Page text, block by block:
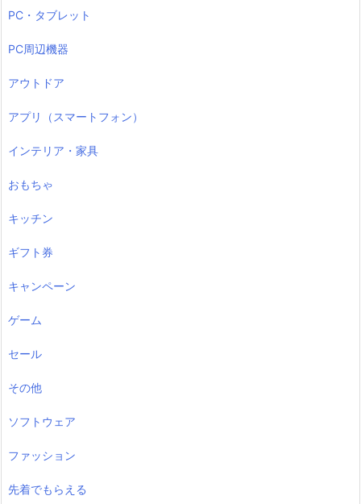
PC・タブレット
PC周辺機器
アウトドア
アプリ（スマートフォン）
インテリア・家具
おもちゃ
キッチン
ギフト券
キャンペーン
ゲーム
セール
その他
ソフトウェア
ファッション
先着でもらえる